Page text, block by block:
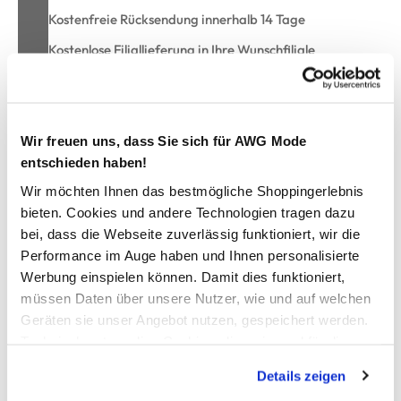
Wir freuen uns, dass Sie sich für AWG Mode
entschieden haben!
Wir möchten Ihnen das bestmögliche Shoppingerlebnis
bieten. Cookies und andere Technologien tragen dazu
bei, dass die Webseite zuverlässig funktioniert, wir die
Performance im Auge haben und Ihnen personalisierte
Werbung einspielen können. Damit dies funktioniert,
müssen Daten über unsere Nutzer, wie und auf welchen
Geräten sie unser Angebot nutzen, gespeichert werden.
werden, werden bei der Nutzung der Webseite auf jeden
Details zeigen
Kostenfreie Rücksendung innerhalb 14 Tage
Kostenlose Filiallieferung in Ihre Wunschfiliale
Pappbilderbuch ab 12 Monate
niedliches Pappbilderbuch vom Oetinger Verlag
in einfacher und kindgerechter Sprache
wunderschön und farbenfroh illustriert
robuste, abwaschbare Pappseiten
ab 12 Monaten empfohlen